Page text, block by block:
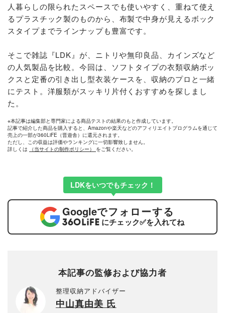
人暮らしの限られたスペースでも使いやすく、重ねて使え
るプラスチック製のものから、布製で中身が見えるボック
スタイプまでラインナップも豊富です。
そこで雑誌『LDK』が、ニトリや無印良品、カインズなど
の人気製品を比較。今回は、ソフトタイプの衣類収納ボッ
クスと定番の引き出し型衣装ケースを、収納のプロと一緒
にテスト。洋服類がスッキリ片付くおすすめを探しまし
た。
※本記事は編集部と専門家による商品テストの結果のもと作成しています。
記事で紹介した商品を購入すると、Amazonや楽天などのアフィリエイトプログラムを通じて
売上の一部が360LiFE（晋遊舎）に還元されます。
ただし、この収益は評価やランキングに一切影響致しません。
詳しくは
（当サイトの制作ポリシー） をご覧ください。
LDKをいつでもチェック！
Googleでフォローする
にチェック✅を入れてね
本記事の監修および協力者
整理収納アドバイザー
中山真由美 氏